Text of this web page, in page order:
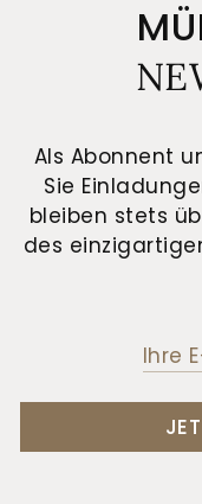
Als Abonnent
Sie
bleiben stets
des